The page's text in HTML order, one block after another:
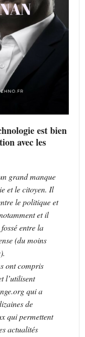
est bien
avec les
grand manque
et le citoyen. Il
le politique et
et il
entre la
(du moins
ont compris
l’utilisent
qui a
de
qui permettent
actualités